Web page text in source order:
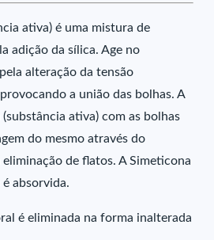
ativa) é uma mistura de
adição da sílica. Age no
alteração da tensão
a união das bolhas. A
ativa) com as bolhas
do mesmo através do
de flatos. A Simeticona
absorvida.
é eliminada na forma inalterada